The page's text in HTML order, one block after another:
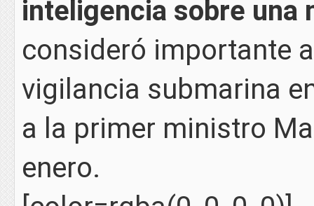
inteligencia sobre una
consideró importante
vigilancia submarina
a la primer ministro
enero.